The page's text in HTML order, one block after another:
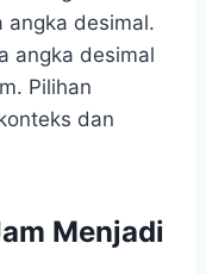
angka desimal.
angka desimal
Pilihan
dan
Menjadi